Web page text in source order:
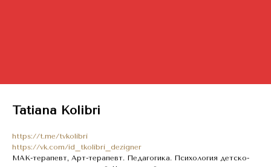
Tatiana Kolibri
https://t.me/tvkolibri
https://vk.com/id_tkolibri_dezigner
МАК-терапевт, Арт-терапевт. Педагогика. Психология детско-